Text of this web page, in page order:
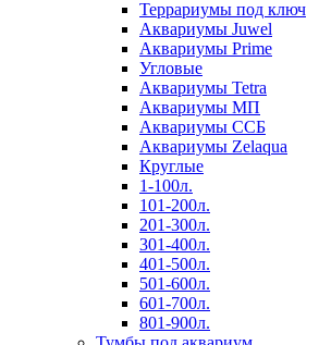
Террариумы под ключ
Аквариумы Juwel
Аквариумы Prime
Угловые
Аквариумы Tetra
Аквариумы МП
Аквариумы ССБ
Аквариумы Zelaqua
Круглые
1-100л.
101-200л.
201-300л.
301-400л.
401-500л.
501-600л.
601-700л.
801-900л.